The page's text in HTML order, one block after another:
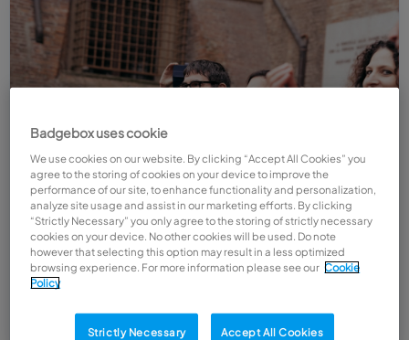
Diritti dei lavoratori nelle PMI: guida pratica 2026
Ferie, straordinari, disconnessione e orari: guida pratica per le PMI
italiane su come gestire i diritti dei lavoratori in modo corretto e
05/08/2026·8 min
Badgebox uses cookie
We use cookies on our website. By clicking “Accept All Cookies” you
agree to the storing of cookies on your device to improve the
performance of our site, to enhance functionality and personalization,
analyze site usage and assist in our marketing efforts. By clicking
“Strictly Necessary” you only agree to the storing of strictly necessary
cookies on your device. No other cookies will be used. Do note
however that selecting this option may result in a less optimized
browsing experience. For more information please see our Cookie
Policy
Strictly Necessary Accept All Cookies